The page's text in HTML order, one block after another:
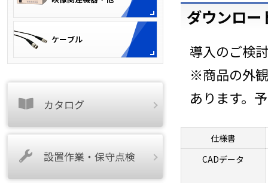
ダウンロー
導入のご検
※商品の外
あります。
仕様書
CADデータ
カタログ
設置作業・保守点検